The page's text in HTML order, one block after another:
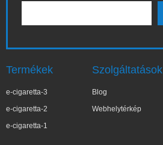
Termékek
e-cigaretta-3
e-cigaretta-2
e-cigaretta-1
Szolgáltatások
Blog
Webhelytérkép